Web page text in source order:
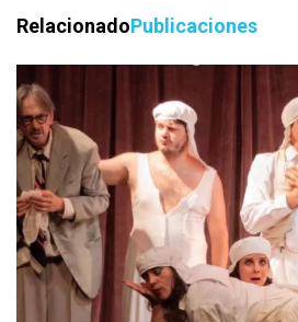
RelacionadoPublicaciones